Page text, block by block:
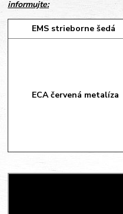
informujte:
EMS strieborne šedá
ECA červená metalíza